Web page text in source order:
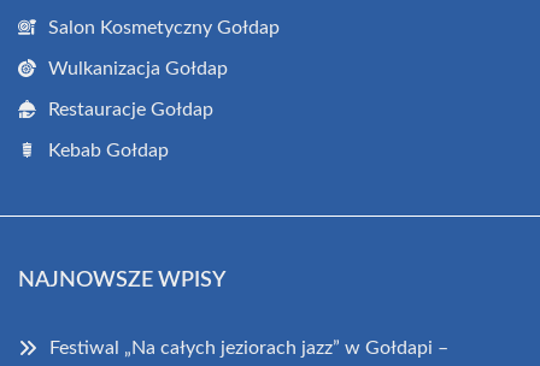
Salon Kosmetyczny Gołdap
Wulkanizacja Gołdap
Restauracje Gołdap
Kebab Gołdap
NAJNOWSZE WPISY
Festiwal „Na całych jeziorach jazz” w Gołdapi –